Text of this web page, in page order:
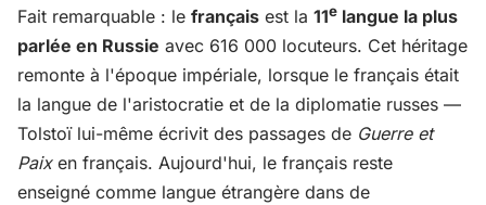
Fait remarquable : le français est la 11e langue la plus
parlée en Russie avec 616 000 locuteurs. Cet héritage
remonte à l'époque impériale, lorsque le français était
la langue de l'aristocratie et de la diplomatie russes —
Tolstoï lui-même écrivit des passages de Guerre et
Paixen français. Aujourd'hui, le français reste
enseigné comme langue étrangère dans de